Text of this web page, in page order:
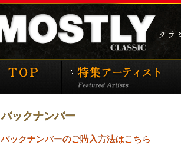
モーストリー・クラシックTOP
バックナンバー
バックナンバーのご購入方法はこちら